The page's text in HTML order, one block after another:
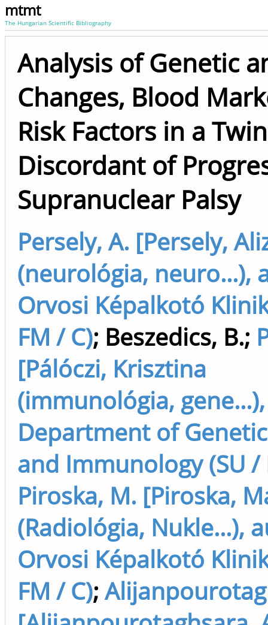
mtmt
The Hungarian Scientific Bibliography
Analysis of Genetic
Changes, Blood
Risk Factors in a
Discordant of
Supranuclear Palsy
Persely, A. [Persely,
(neurológia, neuro...),
Orvosi Képalkotó
FM / C); Beszedics, B.;
[Pálóczi, Krisztina
(immunológia,
Department of
and Immunology (SU /
Piroska, M. [Piroska,
(Radiológia, Nukle...),
Orvosi Képalkotó
FM / C);